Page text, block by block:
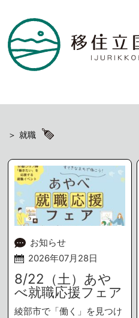
就職
お知らせ
2026年07月28日
8/22（土）あや
べ就職応援フェア
綾部市で「働く」を見つけ